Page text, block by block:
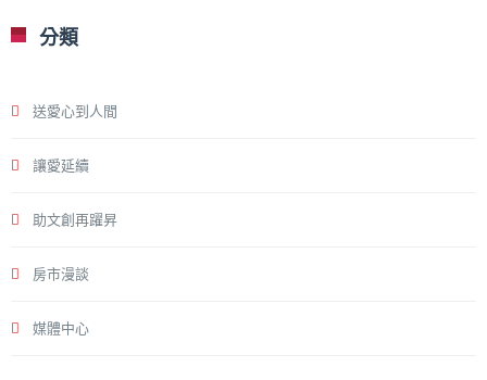
分類
送愛心到人間
讓愛延續
助文創再躍昇
房市漫談
媒體中心